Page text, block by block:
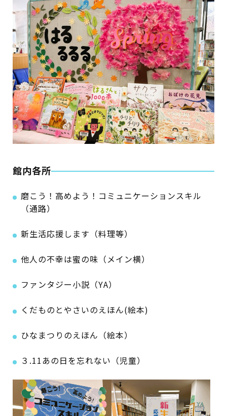
館内各所
磨こう！高めよう！コミュニケーションスキル
（通路）
新生活応援します（料理等）
他人の不幸は蜜の味（メイン横）
ファンタジー小説（YA）
くだものとやさいのえほん(絵本)
ひなまつりのえほん（絵本）
３.11あの日を忘れない（児童）